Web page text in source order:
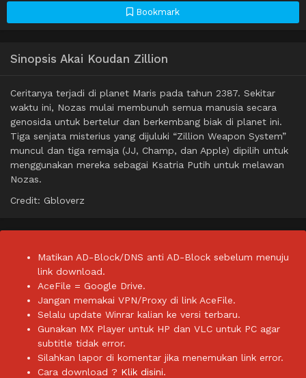
Bookmark
Sinopsis Akai Koudan Zillion
Ceritanya terjadi di planet Maris pada tahun 2387. Sekitar
waktu ini, Nozas mulai membunuh semua manusia secara
genosida untuk bertelur dan berkembang biak di planet ini.
Tiga senjata misterius yang dijuluki “Zillion Weapon System”
muncul dan tiga remaja (JJ, Champ, dan Apple) dipilih untuk
menggunakan mereka sebagai Ksatria Putih untuk melawan
Nozas.
Credit: Gbloverz
Matikan AD-Block/DNS anti AD-Block sebelum menuju
link download.
AceFile = Google Drive.
Jangan memakai VPN/Proxy di link AceFile.
Selalu update Winrar kalian ke versi terbaru.
Gunakan MX Player untuk HP dan VLC untuk PC agar
subtitle tidak error.
Silahkan lapor di komentar jika menemukan link error.
Cara download ? Klik disini.